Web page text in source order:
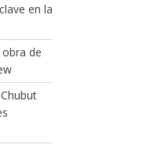
en la
de